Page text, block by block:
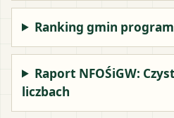
Ranking gmin
Raport NFOŚiGW:
liczbach